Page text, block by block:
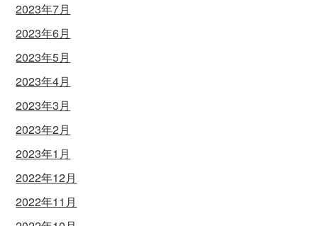
2023年7月
2023年6月
2023年5月
2023年4月
2023年3月
2023年2月
2023年1月
2022年12月
2022年11月